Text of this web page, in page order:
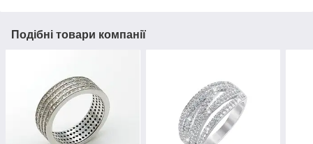
Подібні товари компанії